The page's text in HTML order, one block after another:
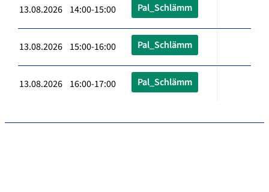
13.08.2026 14:00-15:00 Pal_Schlämm
13.08.2026 15:00-16:00 Pal_Schlämm
13.08.2026 16:00-17:00 Pal_Schlämm